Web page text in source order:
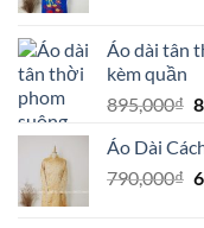
Áo dài tân
kèm quần
895,000₫
Áo Dài
790,000₫